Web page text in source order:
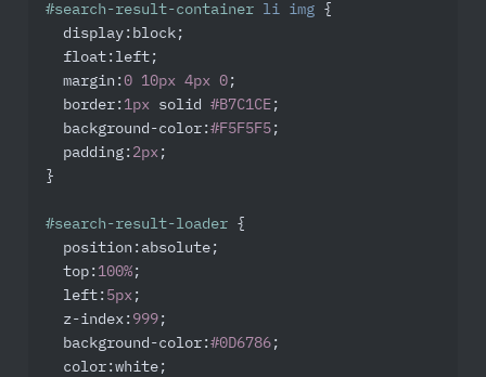
#search-result-container li img {
display :block;
float :left;
margin :0 10px 4px 0 ;
border : 1px solid #B7C1CE ;
background-color :#F5F5F5 ;
padding : 2px ;
}
#search-result-loader {
position :absolute;
top : 100% ;
left : 5px ;
z-index : 999 ;
background-color :#0D6786 ;
color :white;